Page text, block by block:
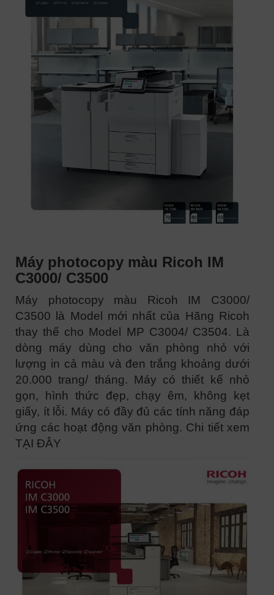
Máy photocopy màu Ricoh IM
C3000/ C3500
Máy photocopy màu Ricoh IM C3000/
C3500 là Model mới nhất của Hãng Ricoh
thay thế cho Model MP C3004/ C3504. Là
dòng máy dùng cho văn phòng nhỏ với
lượng in cả màu và đen trắng khoảng dưới
20.000 trang/ tháng. Máy có thiết kế nhỏ
gọn, hình thức đẹp, chạy êm, không kẹt
giấy, ít lỗi. Máy có đầy đủ các tính năng đáp
ứng các hoạt động văn phòng. Chi tiết xem
TẠI ĐÂY